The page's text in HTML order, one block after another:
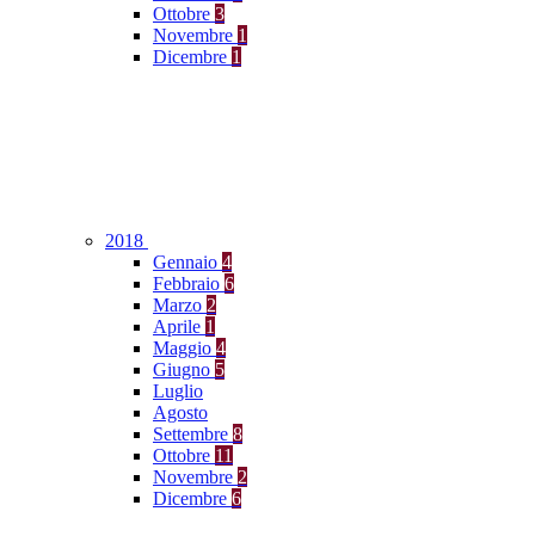
Ottobre 3
Novembre 1
Dicembre 1
2018
Gennaio 4
Febbraio 6
Marzo 2
Aprile 1
Maggio 4
Giugno 5
Luglio
Agosto
Settembre 8
Ottobre 11
Novembre 2
Dicembre 6